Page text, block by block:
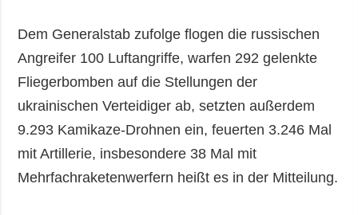
Dem Generalstab zufolge flogen die russischen
Angreifer 100 Luftangriffe, warfen 292 gelenkte
Fliegerbomben auf die Stellungen der
ukrainischen Verteidiger ab, setzten außerdem
9.293 Kamikaze-Drohnen ein, feuerten 3.246 Mal
mit Artillerie, insbesondere 38 Mal mit
Mehrfachraketenwerfern heißt es in der Mitteilung.